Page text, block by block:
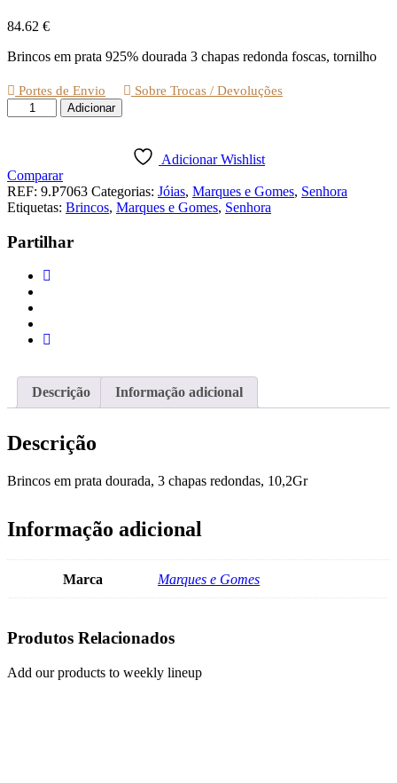
84.62 €
Brincos em prata 925% dourada 3 chapas redonda foscas, tornilho
Portes de Envio Sobre Trocas / Devoluções
Quantidade
de
DOURADA
3
CHAPAS
REDONDAS
Adicionar
Adicionar Wishlist
Comparar
REF: 9.P7063 Categorias: Jóias, Marques e Gomes, Senhora
Etiquetas: Brincos, Marques e Gomes, Senhora
Partilhar
Descrição Informação adicional
Descrição
Brincos em prata dourada, 3 chapas redondas, 10,2Gr
Informação adicional
Marca Marques e Gomes
Produtos Relacionados
Add our products to weekly lineup